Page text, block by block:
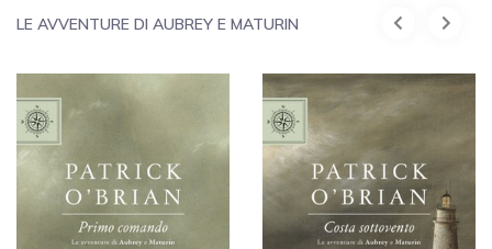
LE AVVENTURE DI AUBREY E MATURIN